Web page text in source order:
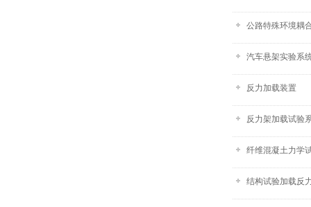
公路特殊环境耦
汽车悬架实验系
反力加载装置
反力架加载试验
纤维混凝土力学
结构试验加载反